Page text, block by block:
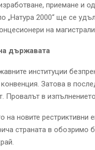
приемане и
„Натура 2000“ ще се
на магистрали
държавата
институции
Затова в
Провалът в
на новите рестриктивни
страната в